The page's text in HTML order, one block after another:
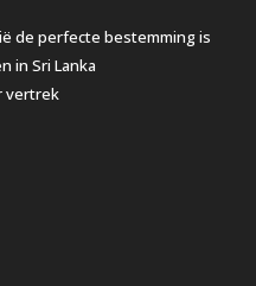
de perfecte bestemming is
in Sri Lanka
vertrek